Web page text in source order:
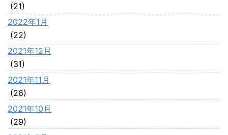
(21)
2022年1月
(22)
2021年12月
(31)
2021年11月
(26)
2021年10月
(29)